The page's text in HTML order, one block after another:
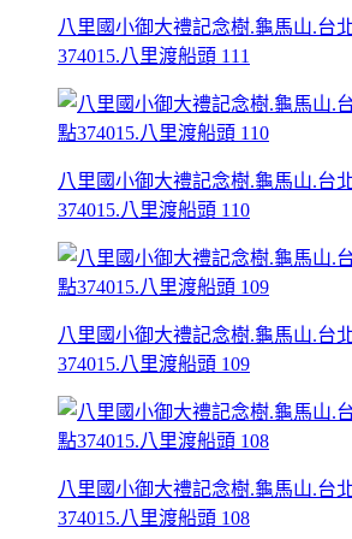
八里國小御大禮記念樹.龜馬山.台
374015.八里渡船頭 111
八里國小御大禮記念樹.龜馬山.台
374015.八里渡船頭 110
八里國小御大禮記念樹.龜馬山.台
374015.八里渡船頭 109
八里國小御大禮記念樹.龜馬山.台
374015.八里渡船頭 108